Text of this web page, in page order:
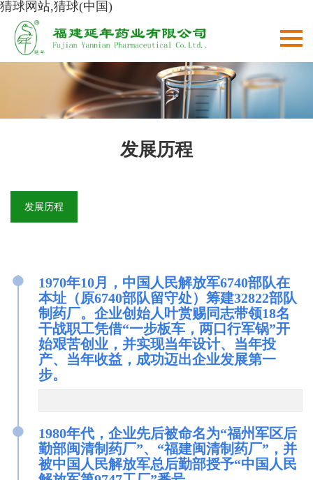
猜球网站,猜球(中国)
发展历程
发展历程
1970年10月，中国人民解放军6740部队在
本址（原6740部队留守处）筹建32822部队
制药厂。企业创始人叶赏赐同志带领18名
干战职工凭借“一步板车，两口行军锅”开
始艰苦创业，并实现当年设计、当年投
产、当年收益，成功迈出企业发展第一
步。
●
1980年代，企业先后被命名为“福州军区后
勤部闽清制药厂”、“福建闽清制药厂”，并
被中国人民解放军总后勤部授予“中国人民
●